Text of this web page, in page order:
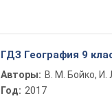
ГДЗ География 9
Авторы: В. М. Бойко, И.
Год: 2017